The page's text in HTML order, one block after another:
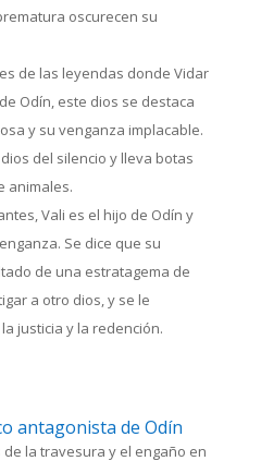
oscurecen su
de las leyendas donde Vidar
Odín, este dios se destaca
y su venganza implacable.
del silencio y lleva botas
animales.
Vali es el hijo de Odín y
Se dice que su
de una estratagema de
a otro dios, y se le
justicia y la redención.
antagonista de Odín
de la travesura y el engaño en